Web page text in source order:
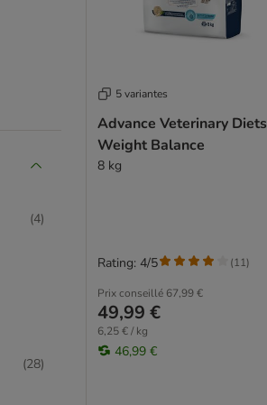
(4)
(28)
5 variantes
Advance Veterinary Diets
Weight Balance
8 kg
Prix conseillé 67,99 €
49,99 €
6,25 € / kg
46,99 €
Rating: 4/5 (11)